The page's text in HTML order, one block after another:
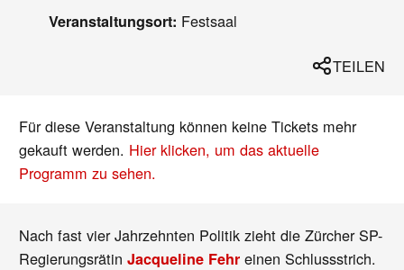
Veranstaltungsort: Festsaal
TEILEN
Für diese Veranstaltung können keine Tickets mehr
gekauft werden. Hier klicken, um das aktuelle
Programm zu sehen.
Nach fast vier Jahrzehnten Politik zieht die Zürcher SP-
RegierungsrätinJacqueline Fehr einen Schlussstrich.